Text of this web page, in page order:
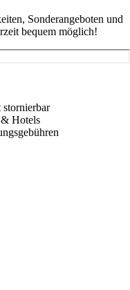
Sonderangeboten und
bequem möglich!
& Hotels